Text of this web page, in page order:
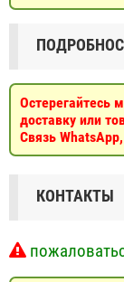
Остерегайтесь
доставку или
Связь
КОНТАКТЫ